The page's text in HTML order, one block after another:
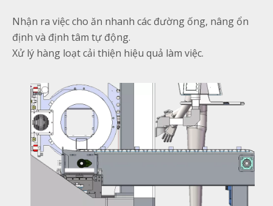
Nhận ra việc cho ăn nhanh các đường ống, nâng ổn
định và định tâm tự động.
Xử lý hàng loạt cải thiện hiệu quả làm việc.